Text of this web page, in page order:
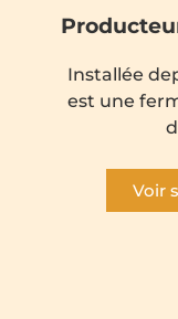
Installée
est une
Voir